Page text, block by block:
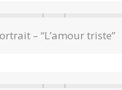
– “L’amour triste”